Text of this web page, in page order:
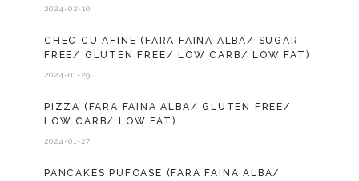
2024-02-10
CHEC CU AFINE (FARA FAINA ALBA/ SUGAR
FREE/ GLUTEN FREE/ LOW CARB/ LOW FAT)
2024-01-29
PIZZA (FARA FAINA ALBA/ GLUTEN FREE/
LOW CARB/ LOW FAT)
2024-01-27
PANCAKES PUFOASE (FARA FAINA ALBA/